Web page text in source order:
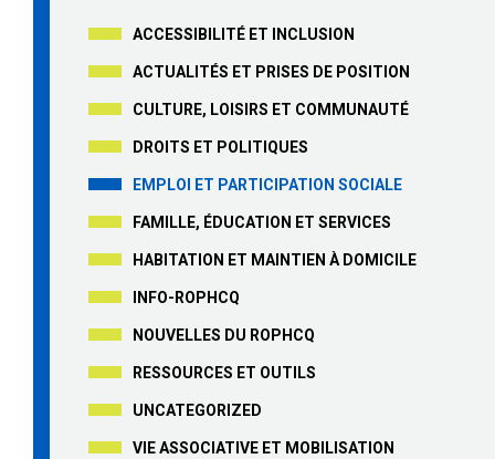
ACCESSIBILITÉ ET INCLUSION
ACTUALITÉS ET PRISES DE POSITION
CULTURE, LOISIRS ET COMMUNAUTÉ
DROITS ET POLITIQUES
EMPLOI ET PARTICIPATION SOCIALE
FAMILLE, ÉDUCATION ET SERVICES
HABITATION ET MAINTIEN À DOMICILE
INFO-ROPHCQ
NOUVELLES DU ROPHCQ
RESSOURCES ET OUTILS
UNCATEGORIZED
VIE ASSOCIATIVE ET MOBILISATION